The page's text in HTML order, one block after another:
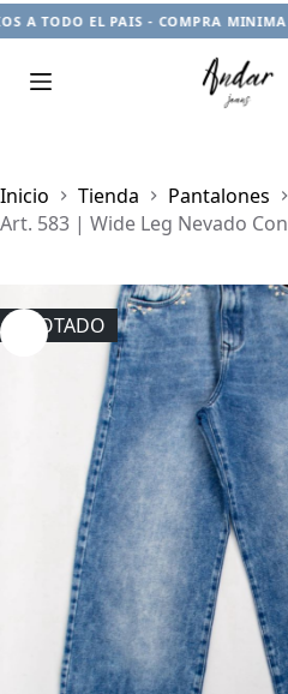
TODO EL PAIS - COMPRA
Inicio
Tienda Pantalones
Art. 583 | Wide Leg Nevado
AGOTADO